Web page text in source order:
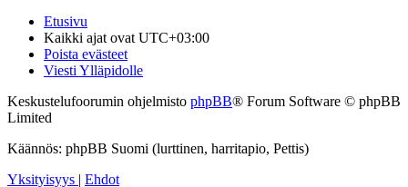
Etusivu
Kaikki ajat ovatUTC+03:00
Poista evästeet
Viesti Ylläpidolle
Keskustelufoorumin ohjelmisto phpBB® Forum Software © phpBB
Limited
Käännös: phpBB Suomi (lurttinen, harritapio, Pettis)
Yksityisyys
Ehdot